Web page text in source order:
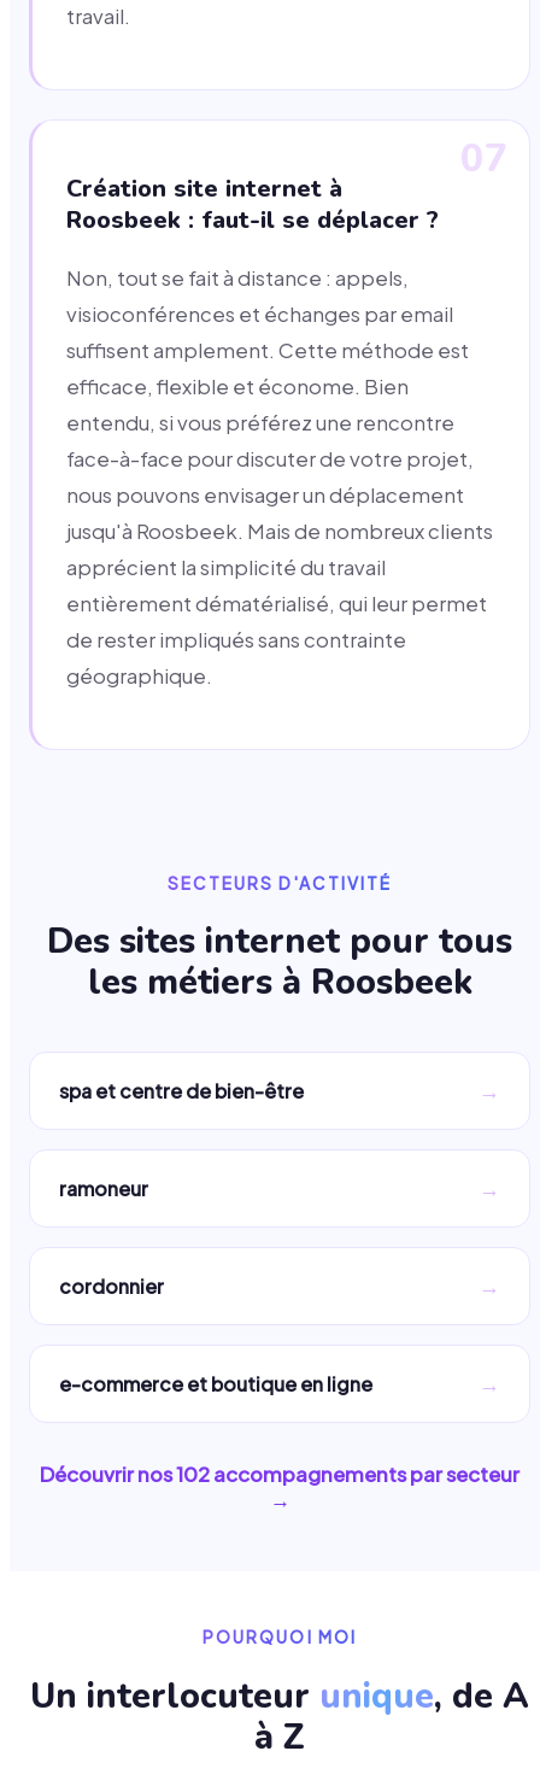
travail.
07
Création site internet à
Roosbeek : faut-il se déplacer ?
Non, tout se fait à distance : appels,
visioconférences et échanges par email
suffisent amplement. Cette méthode est
efficace, flexible et économe. Bien
entendu, si vous préférez une rencontre
face-à-face pour discuter de votre projet,
nous pouvons envisager un déplacement
jusqu'à Roosbeek. Mais de nombreux clients
apprécient la simplicité du travail
entièrement dématérialisé, qui leur permet
de rester impliqués sans contrainte
géographique.
SECTEURS D'ACTIVITÉ
Des sites internet pour tous
les métiers à Roosbeek
spa et centre de bien-être →
ramoneur →
cordonnier →
e-commerce et boutique en ligne →
Découvrir nos102accompagnements par secteur
→
POURQUOI MOI
Un interlocuteur unique, de A
à Z